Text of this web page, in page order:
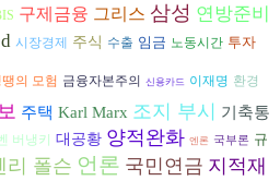
구제금융 그리스 삼성 연방준비
시장경제 주식 수출 임금 노동시간 투자
땡의 모험 금융자본주의 신용카드 이재명 환경
주택 Karl Marx 조지 부시
기축통
버냉키 대공황 양적완화 엔론 국부론 규
리 폴슨 언론 국민연금 지적재